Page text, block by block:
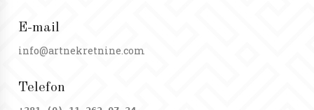
E-mail
info@artnekretnine.com
Telefon